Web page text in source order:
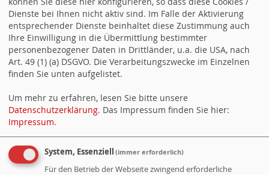
Dienste bei Ihnen nicht aktiv sind. Im Falle der Aktivierung
entsprechender Dienste beinhaltet diese Zustimmung auch
Ihre Einwilligung in die Übermittlung bestimmter
personenbezogener Daten in Drittländer, u.a. die USA, nach
Art. 49 (1) (a) DSGVO. Die Verarbeitungszwecke im Einzelnen
finden Sie unten aufgelistet.
Um mehr zu erfahren, lesen Sie bitte unsere
Datenschutzerklärung. Das Impressum finden Sie hier:
Impressum.
System, Essenziell (immer erforderlich)
Für den Betrieb der Webseite zwingend erforderliche